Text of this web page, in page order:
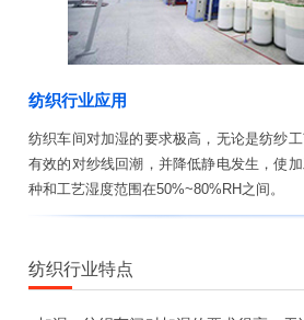
纺织行业应用
纺织车间对加湿的要求极高，无论是纺纱
有效的对纱线回潮，并降低静电发生，使
种和工艺湿度范围在50%~80%RH之间。
纺织行业特点